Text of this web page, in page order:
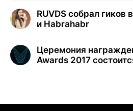
RUVDS собрал гиков
и Habrahabr
Церемония
Awards 2017